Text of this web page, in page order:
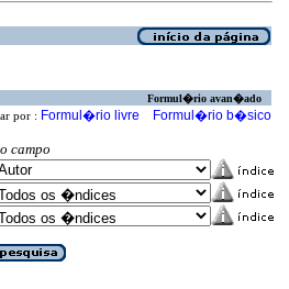
Formul�rio avan�ado
por : Formul�rio livre Formul�rio b�sico
campo